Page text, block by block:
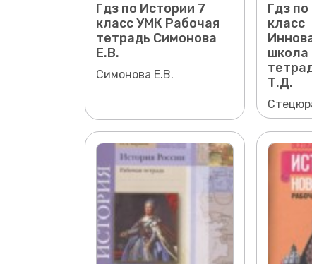
Гдз по Истории 7
класс УМК Рабочая
тетрадь Симонова
Е.В.
Симонова Е.В.
Гдз
класс
школа
Т.Д.